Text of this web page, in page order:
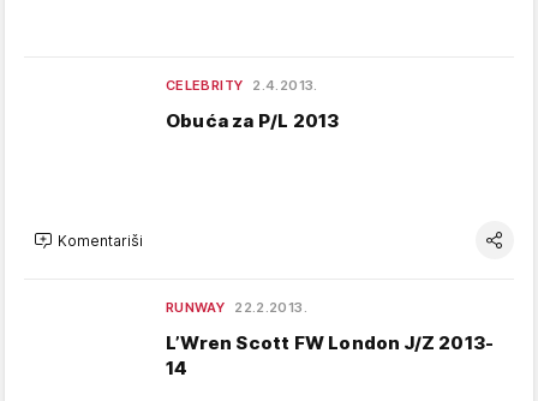
CELEBRITY 2.4.2013.
Obuća za P/L 2013
Komentariši
RUNWAY 22.2.2013.
L’Wren Scott FW London J/Z 2013-
14